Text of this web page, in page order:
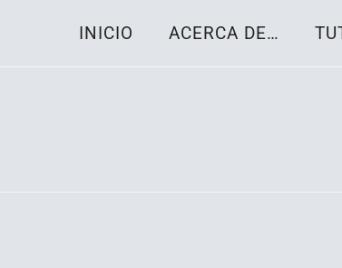
INICIO ACERCA DE…